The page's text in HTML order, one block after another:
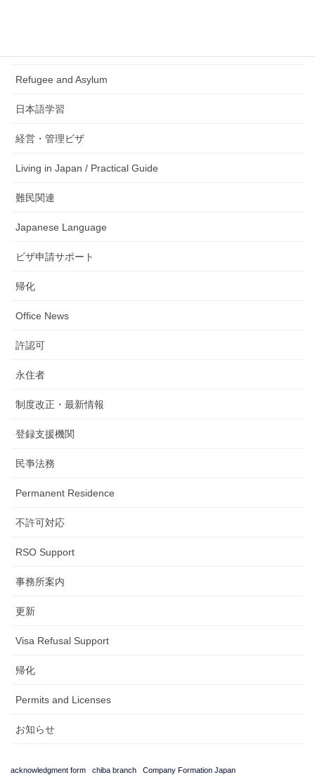
Refugee and Asylum
日本語学習
経営・管理ビザ
Living in Japan / Practical Guide
難民関連
Japanese Language
ビザ申請サポート
帰化
Office News
許認可
永住者
制度改正・最新情報
登録支援機関
民亊法務
Permanent Residence
不許可対応
RSO Support
事務所案内
更新
Visa Refusal Support
帰化
Permits and Licenses
お知らせ
acknowledgment form chiba branch
Company Formation Japan